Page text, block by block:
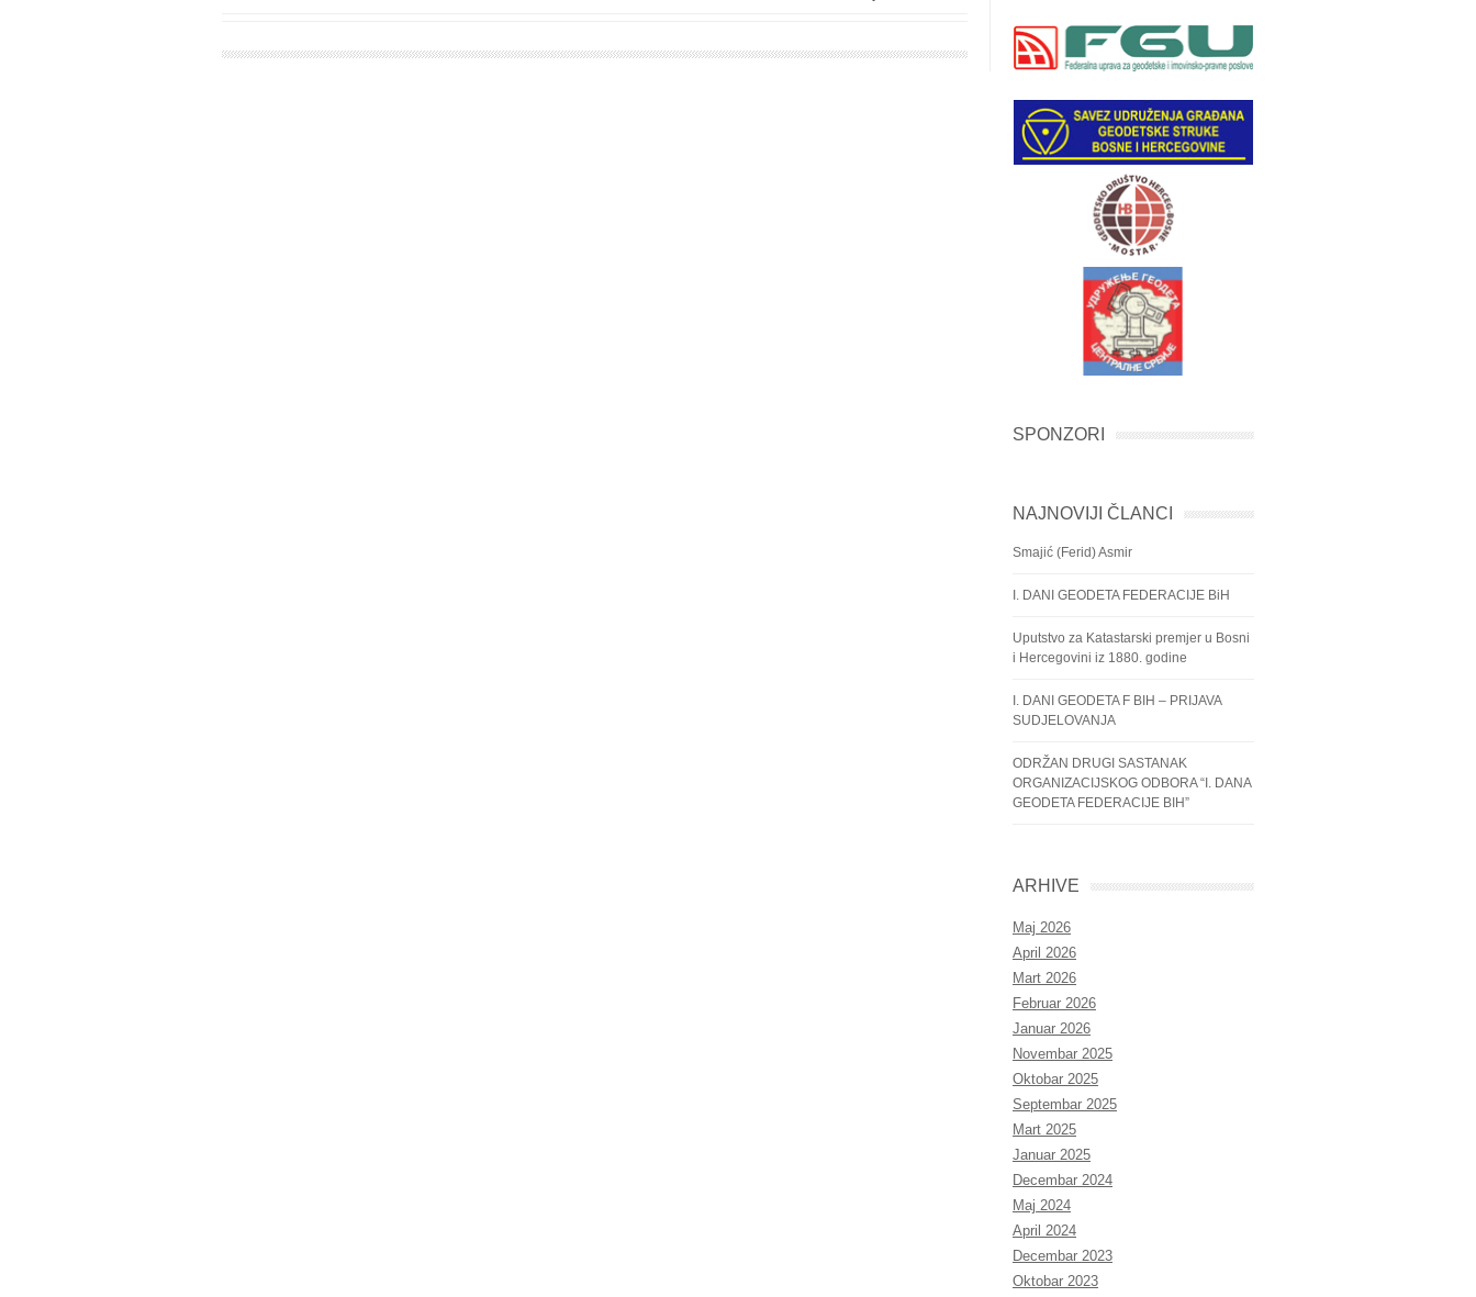
SPONZORI
NAJNOVIJI ČLANCI
Smajić (Ferid) Asmir
I. DANI GEODETA FEDERACIJE BiH
Uputstvo za Katastarski premjer u Bosni
i Hercegovini iz 1880. godine
I. DANI GEODETA F BIH – PRIJAVA
SUDJELOVANJA
ODRŽAN DRUGI SASTANAK
ORGANIZACIJSKOG ODBORA “I. DANA
GEODETA FEDERACIJE BIH”
ARHIVE
Maj 2026
April 2026
Mart 2026
Februar 2026
Januar 2026
Novembar 2025
Oktobar 2025
Septembar 2025
Mart 2025
Januar 2025
Decembar 2024
Maj 2024
April 2024
Decembar 2023
Oktobar 2023